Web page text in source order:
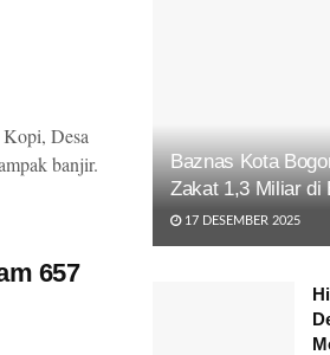
Desa
banjir.
657
Baznas Kota
Zakat 1,3 Miliar di
17 DESEMBER 2025